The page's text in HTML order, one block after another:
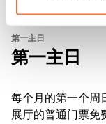
第一主日
第一主日
每个月的第一个周
展厅的普通门票免